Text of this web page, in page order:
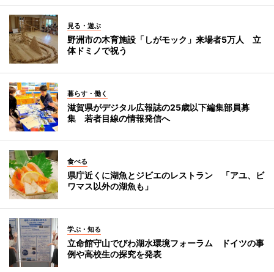
見る・遊ぶ
野洲市の木育施設「しがモック」来場者5万人 立
体ドミノで祝う
暮らす・働く
滋賀県がデジタル広報誌の25歳以下編集部員募
集 若者目線の情報発信へ
食べる
県庁近くに湖魚とジビエのレストラン 「アユ、ビ
ワマス以外の湖魚も」
学ぶ・知る
立命館守山でびわ湖水環境フォーラム ドイツの事
例や高校生の探究を発表